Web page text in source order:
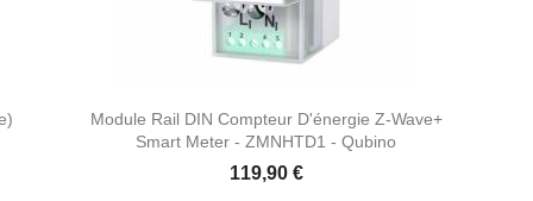
Module Rail DIN Compteur D'énergie Z-Wave+
Smart Meter - ZMNHTD1 - Qubino
119,90 €